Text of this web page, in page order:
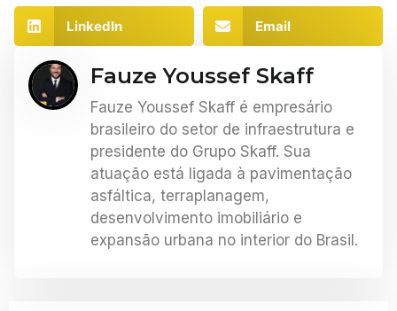
LinkedIn Email
Fauze Youssef Skaff
Fauze Youssef Skaff é empresário
brasileiro do setor de infraestrutura e
presidente do Grupo Skaff. Sua
atuação está ligada à pavimentação
asfáltica, terraplanagem,
desenvolvimento imobiliário e
expansão urbana no interior do Brasil.